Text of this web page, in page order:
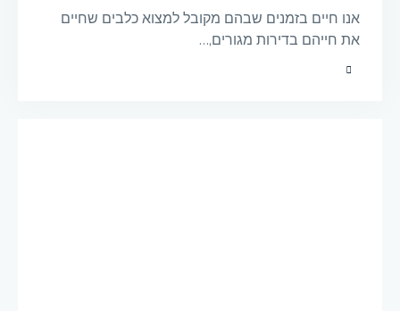
אנו חיים בזמנים שבהם מקובל למצוא כלבים שחיים
את חייהם בדירות מגורים,…